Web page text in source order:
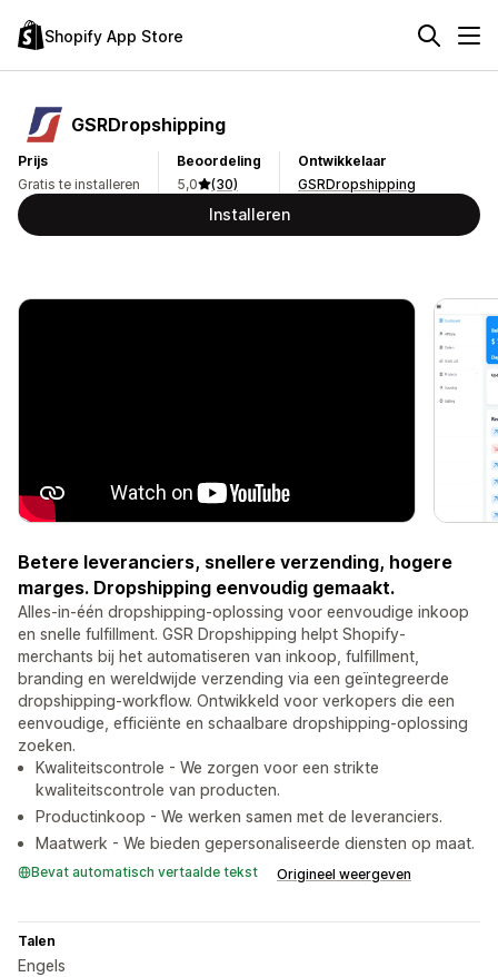
Shopify App Store
GSRDropshipping
Prijs
Gratis te installeren
Beoordeling
5,0
(30)
Ontwikkelaar
GSRDropshipping
Installeren
Betere leveranciers, snellere verzending, hogere
marges. Dropshipping eenvoudig gemaakt.
Alles-in-één dropshipping-oplossing voor eenvoudige inkoop
en snelle fulfillment. GSR Dropshipping helpt Shopify-
merchants bij het automatiseren van inkoop, fulfillment,
branding en wereldwijde verzending via een geïntegreerde
dropshipping-workflow. Ontwikkeld voor verkopers die een
eenvoudige, efficiënte en schaalbare dropshipping-oplossing
zoeken.
Kwaliteitscontrole - We zorgen voor een strikte
kwaliteitscontrole van producten.
Productinkoop - We werken samen met de leveranciers.
Maatwerk - We bieden gepersonaliseerde diensten op maat.
Bevat automatisch vertaalde tekst Origineel weergeven
Talen
Engels